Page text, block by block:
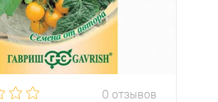
0 отзывов